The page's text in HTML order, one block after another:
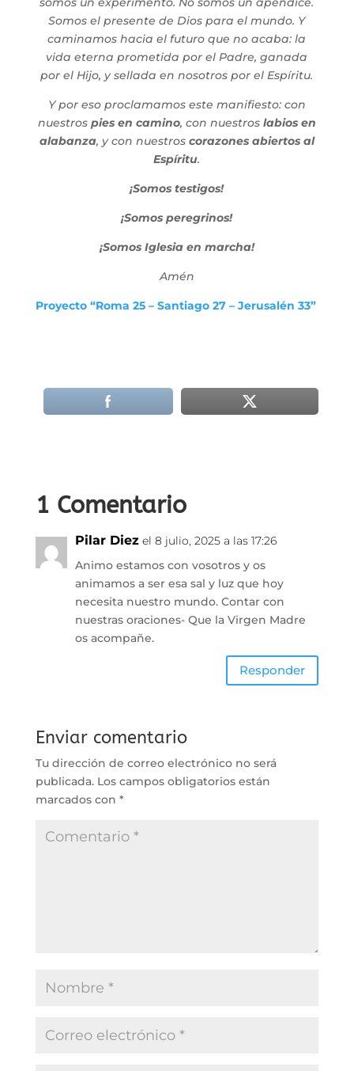
Somos el presente de Dios para el mundo. Y
caminamos hacia el futuro que no acaba: la
vida eterna prometida por el Padre, ganada
por el Hijo, y sellada en nosotros por el Espíritu.
Y por eso proclamamos este manifiesto: con
nuestros pies en camino, con nuestros labios en
alabanza, y con nuestros corazones abiertos al
Espíritu.
¡Somos testigos!
¡Somos peregrinos!
¡Somos Iglesia en marcha!
Amén
Proyecto “Roma 25 – Santiago 27 – Jerusalén 33”
1 Comentario
Pilar Diez el 8 julio, 2025 a las 17:26
Animo estamos con vosotros y os
animamos a ser esa sal y luz que hoy
necesita nuestro mundo. Contar con
nuestras oraciones- Que la Virgen Madre
os acompañe.
Responder
Enviar comentario
Tu dirección de correo electrónico no será
publicada. Los campos obligatorios están
marcados con *